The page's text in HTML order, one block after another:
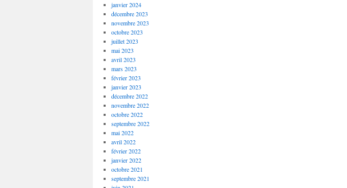
janvier 2024
décembre 2023
novembre 2023
octobre 2023
juillet 2023
mai 2023
avril 2023
mars 2023
février 2023
janvier 2023
décembre 2022
novembre 2022
octobre 2022
septembre 2022
mai 2022
avril 2022
février 2022
janvier 2022
octobre 2021
septembre 2021